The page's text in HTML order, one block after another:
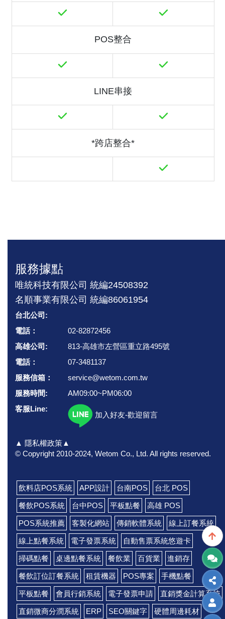
POS整合
LINE串接
*跨店整合*
服務據點
唯統科技有限公司 統編24508392
名順事業有限公司 統編86061954
台北公司:
電話：
02-82872456
高雄公司:
813-高雄市左營區重立路495號
電話：
07-3481137
服務信箱：
service@wetom.com.tw
服務時間:
AM09:00~PM06:00
客服Line:
加入好友-歡迎留言
▲ 隱私權政策▲
© Copyright 2010-2024, Wetom Co., Ltd. All rights reserved.
飲料店POS系統 APP設計 台南POS 台北 POS
餐飲POS系統 台中POS 平板點餐 高雄 POS
POS系統推薦 客製化網站 傳銷軟體系統 線上訂餐系統
線上點餐系統 電子發票系統 自動售票系統悠遊卡
掃碼點餐 桌邊點餐系統 餐飲業 百貨業 進銷存
餐飲訂位訂餐系統 租賃機器 POS專案 手機點餐
平板點餐 會員行銷系統 電子發票申請 直銷獎金計算系統
直銷微商分潤系統 ERP SEO關鍵字 硬體周邊耗材